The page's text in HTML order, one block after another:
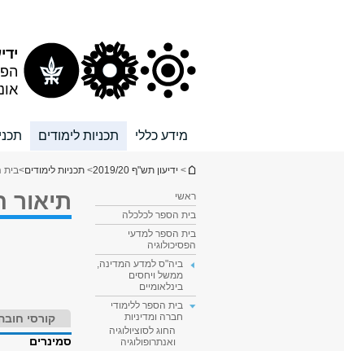
מידע כללי תכניות לימודים
הינך נמצא כאן
> ידיעון תש"ף 2019/20 > תכניות לימודים>בית
ראשי
בית הספר לכלכלה
בית הספר למדעי
הפסיכולוגיה
ביה"ס למדע המדינה,
ממשל ויחסים
בינלאומיים
בית הספר ללימודי
חברה ומדיניות
החוג לסוציולוגיה
ואנתרופולוגיה
תיאור
קורסי
סמינרים